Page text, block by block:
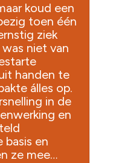
koud een
toen één
ziek
niet van
handen te
álles op.
in de
en
basis en
ze mee…